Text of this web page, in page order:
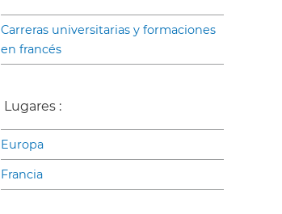
Carreras universitarias y formaciones
en francés
Lugares :
Europa
Francia